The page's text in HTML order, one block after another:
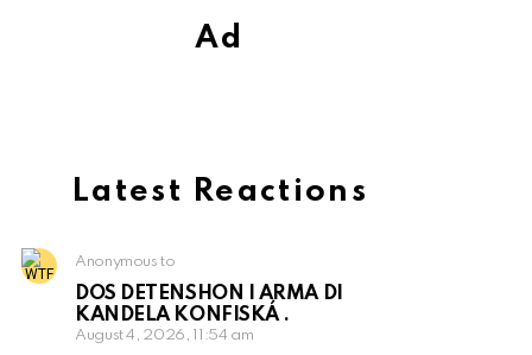
Ad
Latest Reactions
Anonymous to
DOS DETENSHON I ARMA DI
KANDELA KONFISKÁ .
August 4, 2026, 11:54 am